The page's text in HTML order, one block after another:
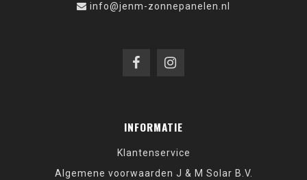
info@jenm-zonnepanelen.nl
INFORMATIE
Klantenservice
Algemene voorwaarden J & M Solar B.V.